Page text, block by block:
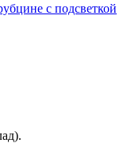
с подсветкой